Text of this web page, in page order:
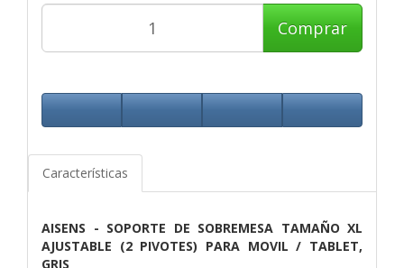
Comprar
Características
AISENS - SOPORTE DE SOBREMESA TAMAÑO XL
AJUSTABLE (2 PIVOTES) PARA MOVIL / TABLET,
GRIS